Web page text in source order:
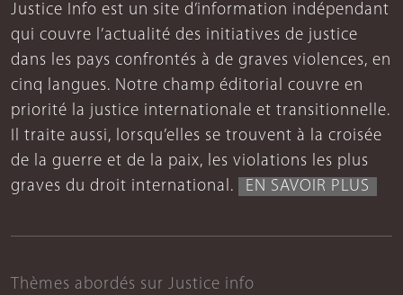
Justice Info est un site d’information indépendant
qui couvre l’actualité des initiatives de justice
dans les pays confrontés à de graves violences, en
cinq langues. Notre champ éditorial couvre en
priorité la justice internationale et transitionnelle.
Il traite aussi, lorsqu’elles se trouvent à la croisée
de la guerre et de la paix, les violations les plus
graves du droit international.
EN SAVOIR PLUS
Thèmes abordés sur Justice info